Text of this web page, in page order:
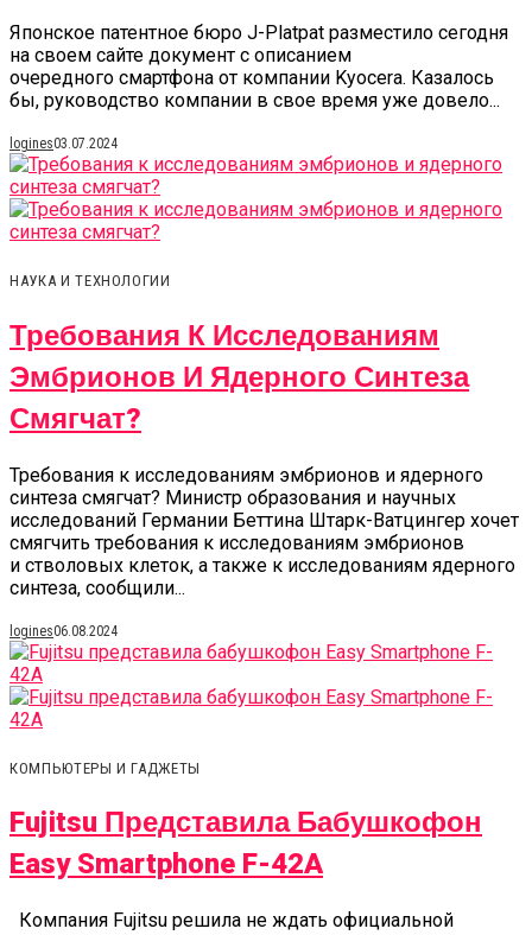
Японское патентное бюро J-Platpat разместило сегодня
на своем сайте документ с описанием
очередного смартфона от компании Kyocera. Казалось
бы, руководство компании в свое время уже довело...
logines03.07.2024
НАУКА И ТЕХНОЛОГИИ
Требования К Исследованиям
Эмбрионов И Ядерного Синтеза
Смягчат?
Требования к исследованиям эмбрионов и ядерного
синтеза смягчат? Министр образования и научных
исследований Германии Беттина Штарк-Ватцингер хочет
смягчить требования к исследованиям эмбрионов
и стволовых клеток, а также к исследованиям ядерного
синтеза, сообщили...
logines06.08.2024
КОМПЬЮТЕРЫ И ГАДЖЕТЫ
Fujitsu Представила Бабушкофон
Easy Smartphone F-42A
Компания Fujitsu решила не ждать официальной